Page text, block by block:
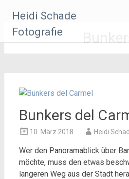
Inhalt
springen
Heidi Schade
Fotografie
Bunkers del
10. März 2018 Heidi
Wer den Panoramablick über
möchte, muss den etwas
längeren Weg aus der Stadt